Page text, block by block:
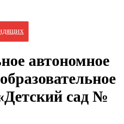
автономное
сад №